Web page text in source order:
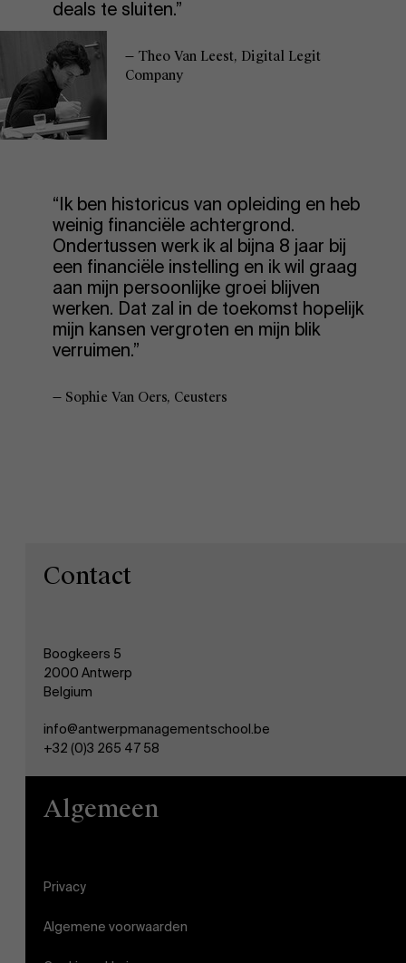
deals te sluiten.”
— Theo Van Leest, Digital Legit
Company
“Ik ben historicus van opleiding en heb
weinig financiële achtergrond.
Ondertussen werk ik al bijna 8 jaar bij
een financiële instelling en ik wil graag
aan mijn persoonlijke groei blijven
werken. Dat zal in de toekomst hopelijk
mijn kansen vergroten en mijn blik
verruimen.”
— Sophie Van Oers, Ceusters
Contact
Boogkeers 5
2000 Antwerp
Belgium
info@antwerpmanagementschool.be
+32 (0)3 265 47 58
Algemeen
Privacy
Algemene voorwaarden